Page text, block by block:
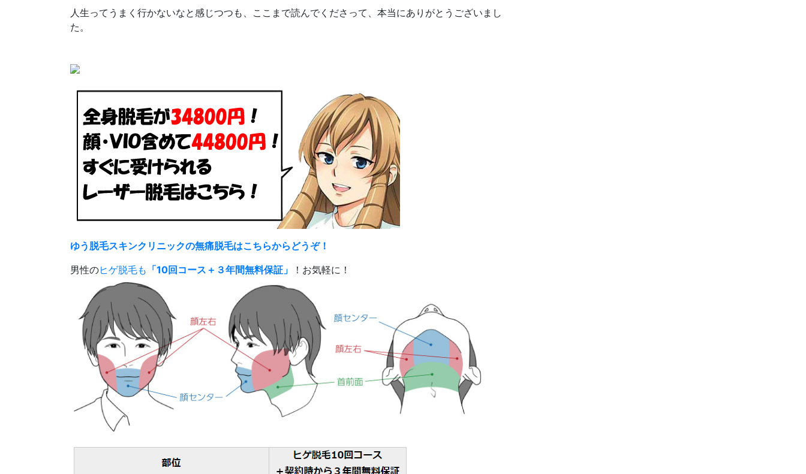
人生ってうまく行かないなと感じつつも、ここまで読んでくださって、本当にありがとうございまし
た。
ゆう脱毛スキンクリニックの無痛脱毛はこちらからどうぞ！
男性のヒゲ脱毛も 「10回コース＋３年間無料保証」 ！お気軽に！